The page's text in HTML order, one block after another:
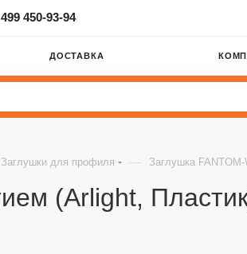
450-93-94
ДОСТАВКА
Заглушки для профиля — Заглушка
(Arlight,